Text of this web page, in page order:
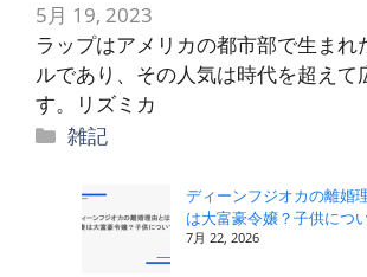
5月 19, 2023
ラップはアメリカの都市部で生まれ
ルであり、その人気は時代を超えて
す。リズミカ
カ
ゴ
リ
雑記
ディーンフジオカの離婚
は大富豪令嬢？子供につ
7月 22, 2026